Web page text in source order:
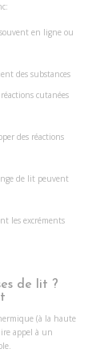
en ligne ou
des substances
cutanées
des réactions
de lit peuvent
les excréments
de lit ?
(à la haute
appel à un